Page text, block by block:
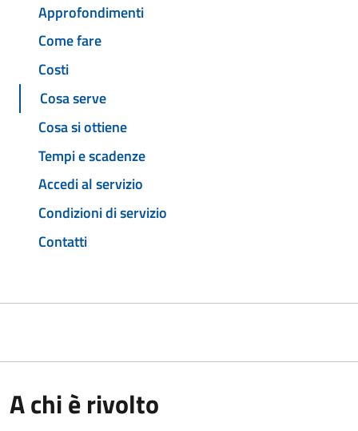
Approfondimenti
Come fare
Costi
Cosa serve
Cosa si ottiene
Tempi e scadenze
Accedi al servizio
Condizioni di servizio
Contatti
A chi è rivolto